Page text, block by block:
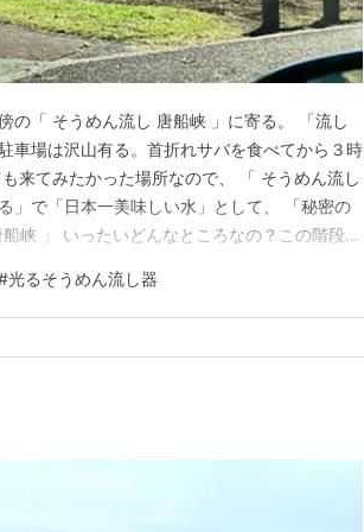
の「 そうめん流し 唐船峡 」に寄る。 「流し
車場は沢山有る。首折れサバを食べてから３時
来てみたかった場所なので、 「 そうめん流し
」で「日本一美味しい水」として、 「秘密の
峡 」 いったいどんなところなの？この階段を
を決める 」事。めちゃめちゃ広い所に めちゃ
光るそうめん流し器